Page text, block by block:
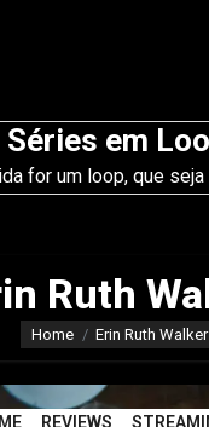
Séries em
for um loop, que
Ruth
Home Erin Ruth Walker
REVIEWS